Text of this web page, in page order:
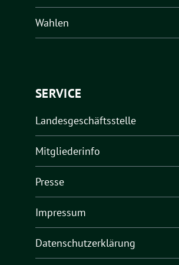
Wahlen
SERVICE
Landesgeschäftsstelle
Mitgliederinfo
Presse
Impressum
Datenschutzerklärung